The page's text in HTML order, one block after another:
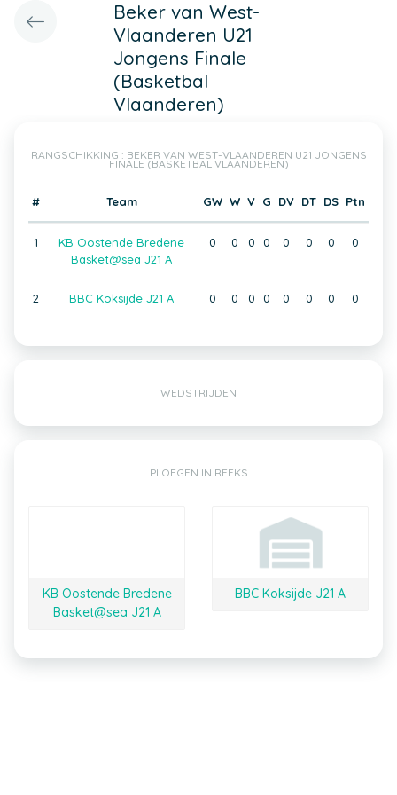
Beker van West-
Vlaanderen U21
Jongens Finale
(Basketbal
Vlaanderen)
RANGSCHIKKING : BEKER VAN WEST-VLAANDEREN U21 JONGENS
FINALE (BASKETBAL VLAANDEREN)
# Team GW W V G DV DT DS Ptn
1
KB Oostende Bredene
Basket@sea J21 A
0 0 0 0 0 0 0 0
2 BBC Koksijde J21 A 0 0 0 0 0 0 0 0
WEDSTRIJDEN
PLOEGEN IN REEKS
KB Oostende Bredene
Basket@sea J21 A
BBC Koksijde J21 A